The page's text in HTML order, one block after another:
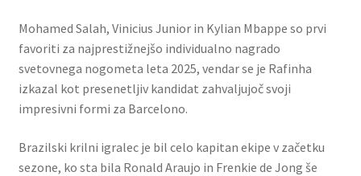
Mohamed Salah, Vinicius Junior in Kylian Mbappe so prvi
favoriti za najprestižnejšo individualno nagrado
svetovnega nogometa leta 2025, vendar se je Rafinha
izkazal kot presenetljiv kandidat zahvaljujoč svoji
impresivni formi za Barcelono.
Brazilski krilni igralec je bil celo kapitan ekipe v začetku
sezone, ko sta bila Ronald Araujo in Frenkie de Jong še